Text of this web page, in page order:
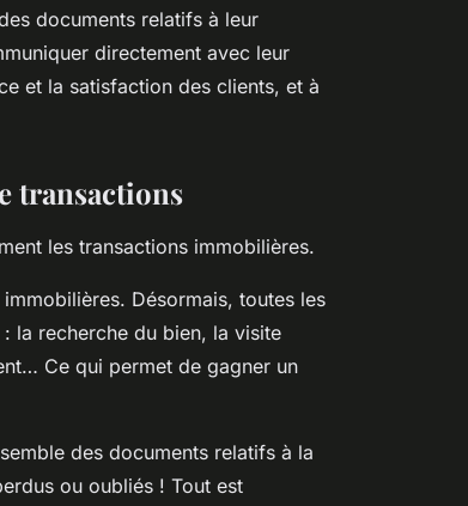
documents relatifs à leur
directement avec leur
et la satisfaction des clients, et à
transactions
les transactions immobilières.
Désormais, toutes les
la recherche du bien, la visite
Ce qui permet de gagner un
des documents relatifs à la
ou oubliés ! Tout est